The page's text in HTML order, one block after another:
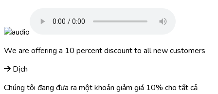
We are offering a 10 percent discount to all new customers
Dịch
Chúng tôi đang đưa ra một khoản giảm giá 10% cho tất cả